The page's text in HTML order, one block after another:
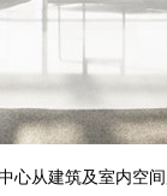
心从建筑及室内空